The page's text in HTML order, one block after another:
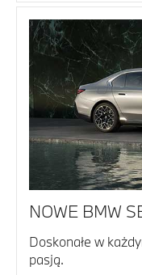
NOWE BMW
Doskonałe w
pasją.